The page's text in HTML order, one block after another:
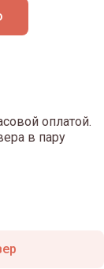
оплатой.
в пару